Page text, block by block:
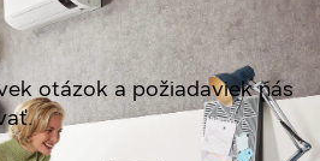
otázok a požiadaviek nás